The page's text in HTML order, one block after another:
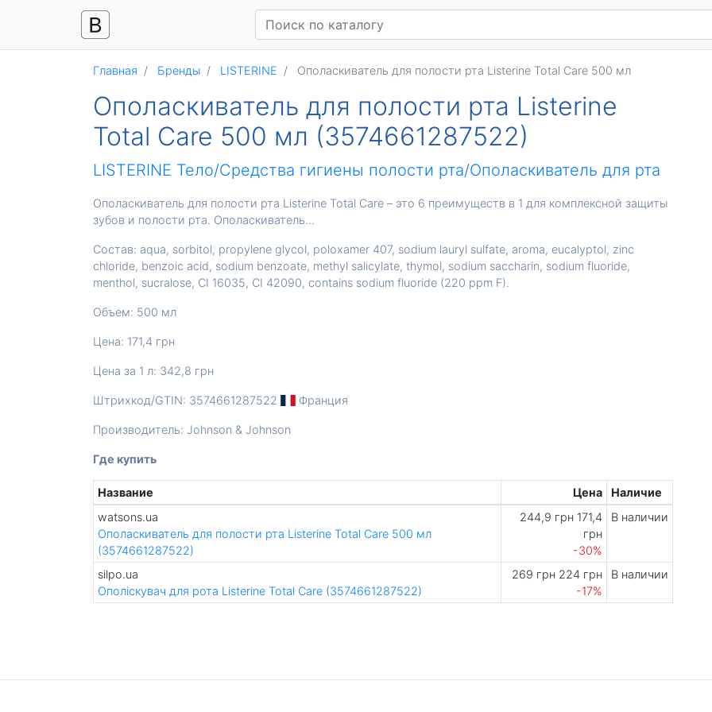
Главная Бренды LISTERINE Ополаскиватель для полости рта Listerine Total Care 500 мл
Ополаскиватель для полости рта Listerine
Total Care 500 мл (3574661287522)
LISTERINE Тело/Средства гигиены полости рта/Ополаскиватель для рта
Ополаскиватель для полости рта Listerine Total Care – это 6 преимуществ в 1 для комплексной защиты
зубов и полости рта. Ополаскиватель...
Состав: aqua, sorbitol, propylene glycol, poloxamer 407, sodium lauryl sulfate, aroma, eucalyptol, zinc
chloride, benzoic acid, sodium benzoate, methyl salicylate, thymol, sodium saccharin, sodium fluoride,
menthol, sucralose, CI 16035, CI 42090, contains sodium fluoride (220 ppm F).
Объем: 500 мл
Цена: 171,4 грн
Цена за 1 л: 342,8 грн
Штрихкод/GTIN: 3574661287522 Франция
Производитель: Johnson & Johnson
Где купить
Название Цена
Наличие
watsons.ua
Ополаскиватель для полости рта Listerine Total Care 500 мл
(3574661287522)
244,9 грн 171,4
грн
-30%
В наличии
silpo.ua
Ополіскувач для рота Listerine Total Care (3574661287522)
269 грн 224 грн
-17%
В наличии